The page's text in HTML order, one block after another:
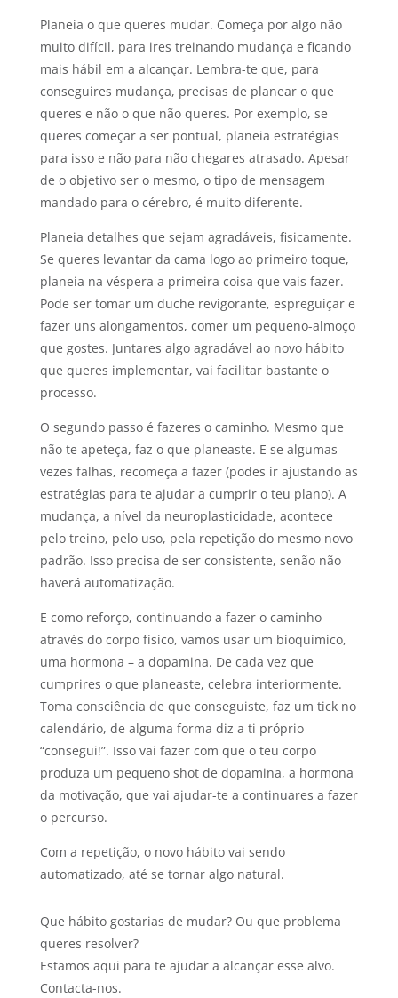
Planeia o que queres mudar. Começa por algo não
muito difícil, para ires treinando mudança e ficando
mais hábil em a alcançar. Lembra-te que, para
conseguires mudança, precisas de planear o que
queres e não o que não queres. Por exemplo, se
queres começar a ser pontual, planeia estratégias
para isso e não para não chegares atrasado. Apesar
de o objetivo ser o mesmo, o tipo de mensagem
mandado para o cérebro, é muito diferente.
Planeia detalhes que sejam agradáveis, fisicamente.
Se queres levantar da cama logo ao primeiro toque,
planeia na véspera a primeira coisa que vais fazer.
Pode ser tomar um duche revigorante, espreguiçar e
fazer uns alongamentos, comer um pequeno-almoço
que gostes. Juntares algo agradável ao novo hábito
que queres implementar, vai facilitar bastante o
processo.
O segundo passo é fazeres o caminho. Mesmo que
não te apeteça, faz o que planeaste. E se algumas
vezes falhas, recomeça a fazer (podes ir ajustando as
estratégias para te ajudar a cumprir o teu plano). A
mudança, a nível da neuroplasticidade, acontece
pelo treino, pelo uso, pela repetição do mesmo novo
padrão. Isso precisa de ser consistente, senão não
haverá automatização.
E como reforço, continuando a fazer o caminho
através do corpo físico, vamos usar um bioquímico,
uma hormona – a dopamina. De cada vez que
cumprires o que planeaste, celebra interiormente.
Toma consciência de que conseguiste, faz um tick no
calendário, de alguma forma diz a ti próprio
“consegui!”. Isso vai fazer com que o teu corpo
produza um pequeno shot de dopamina, a hormona
da motivação, que vai ajudar-te a continuares a fazer
o percurso.
Com a repetição, o novo hábito vai sendo
automatizado, até se tornar algo natural.
Que hábito gostarias de mudar? Ou que problema
queres resolver?
Estamos aqui para te ajudar a alcançar esse alvo.
Contacta-nos.